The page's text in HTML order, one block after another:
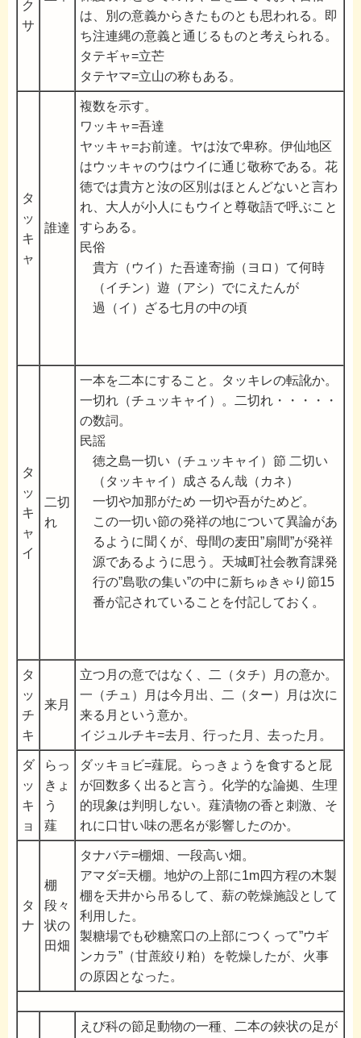
ク
サ
は、別の意義からきたものとも思われる。即
ち注連縄の意義と通じるものと考えられる。
タテギャ=立芒
タテヤマ=立山の称もある。
タ
ッ
キ
ャ
誰達
複数を示す。
ワッキャ=吾達
ヤッキャ=お前達。ヤは汝で卑称。伊仙地区
はウッキャのウはウイに通じ敬称である。花
徳では貴方と汝の区別はほとんどないと言わ
れ、大人が小人にもウイと尊敬語で呼ぶこと
すらある。
民俗
貴方（ウイ）た吾達寄揃（ヨロ）て何時
（イチン）遊（アシ）でにえたんが
過（イ）ざる七月の中の頃
タ
ッ
キ
ャ
イ
二切
れ
一本を二本にすること。タッキレの転訛か。
一切れ（チュッキャイ）。二切れ・・・・・
の数詞。
民謡
徳之島一切い（チュッキャイ）節 二切い
（タッキャイ）成さるん哉（カネ）
一切や加那がため 一切や吾がためど。
この一切い節の発祥の地について異論があ
るように聞くが、母間の麦田”扇間”が発祥
源であるように思う。天城町社会教育課発
行の”島歌の集い”の中に新ちゅきゃり節15
番が記されていることを付記しておく。
タ
ッ
チ
キ
来月
立つ月の意ではなく、二（タチ）月の意か。
一（チュ）月は今月出、二（ター）月は次に
来る月という意か。
イジュルチキ=去月、行った月、去った月。
ダ
ッ
キ
ョ
らっ
きょ
う
薤
ダッキョビ=薤屁。らっきょうを食すると屁
が回数多く出ると言う。化学的な論拠、生理
的現象は判明しない。薤漬物の香と刺激、そ
れに口甘い味の悪名が影響したのか。
タ
ナ
棚
段々
状の
田畑
タナバテ=棚畑、一段高い畑。
アマダ=天棚。地炉の上部に1m四方程の木製
棚を天井から吊るして、薪の乾燥施設として
利用した。
製糖場でも砂糖窯口の上部につくって”ウギ
ンカラ”（甘蔗絞り粕）を乾燥したが、火事
の原因となった。
えび科の節足動物の一種、二本の鋏状の足が